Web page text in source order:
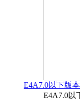
E4A7.0以下版
E4A7.0以